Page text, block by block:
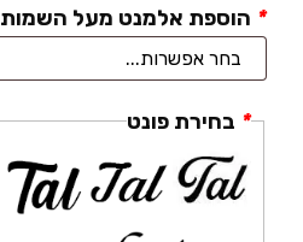
הוספת אלמנט מעל השמות *
בחירת פונט *